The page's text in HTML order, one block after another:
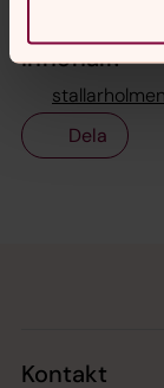
innehåll?
Dela
Kontakt